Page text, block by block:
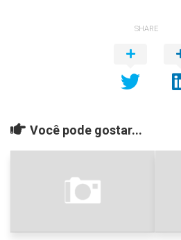
SHARE
Você pode gostar...